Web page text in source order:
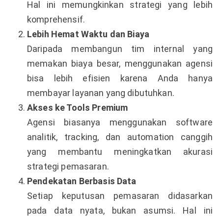
Hal ini memungkinkan strategi yang lebih
komprehensif.
Lebih Hemat Waktu dan Biaya
Daripada membangun tim internal yang
memakan biaya besar, menggunakan agensi
bisa lebih efisien karena Anda hanya
membayar layanan yang dibutuhkan.
Akses ke Tools Premium
Agensi biasanya menggunakan software
analitik, tracking, dan automation canggih
yang membantu meningkatkan akurasi
strategi pemasaran.
Pendekatan Berbasis Data
Setiap keputusan pemasaran didasarkan
pada data nyata, bukan asumsi. Hal ini